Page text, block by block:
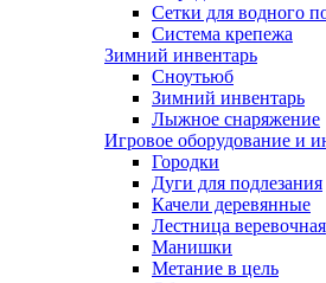
Сетки для водного
Система крепежа
Зимний инвентарь
Сноутьюб
Зимний инвентарь
Лыжное снаряжение
Игровое оборудование и
Городки
Дуги для подлезания
Качели деревянные
Лестница веревочная
Манишки
Метание в цель